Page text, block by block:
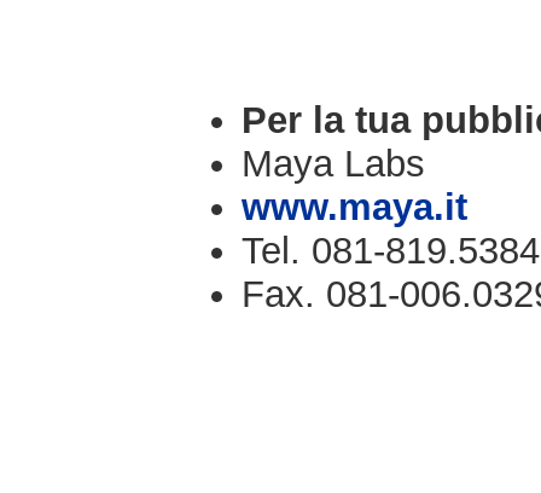
Per la tua
Maya Labs
www.maya.it
Tel. 081-819.5384
Fax. 081-